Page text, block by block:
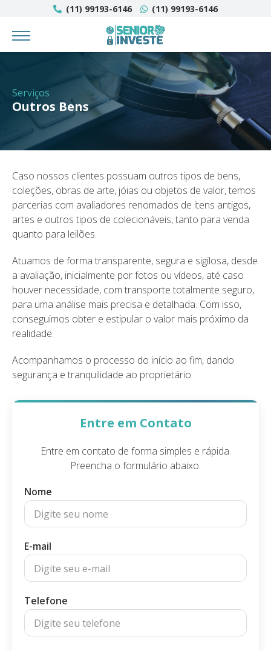
(11) 99193-6146​ (11) 99193-6146
Serviços
Outros Bens
Caso nossos clientes possuam outros tipos de bens,
coleções, obras de arte, jóias ou objetos de valor, temos
parcerias com avaliadores renomados de itens antigos,
artes e outros tipos de colecionáveis, tanto para venda
quanto para leilões.​
​Atuamos de forma transparente, segura e sigilosa, desde
a avaliação, inicialmente por fotos ou vídeos, até caso
houver necessidade, com transporte totalmente seguro,
para uma análise mais precisa e detalhada. Com isso,
conseguimos obter e estipular o valor mais próximo da
realidade.​
​Acompanhamos o processo do início ao fim, dando
segurança e tranquilidade ao proprietário.​
Entre em Contato
Entre em contato de forma simples e rápida.
Preencha o formulário abaixo.
Nome
E-mail
Telefone